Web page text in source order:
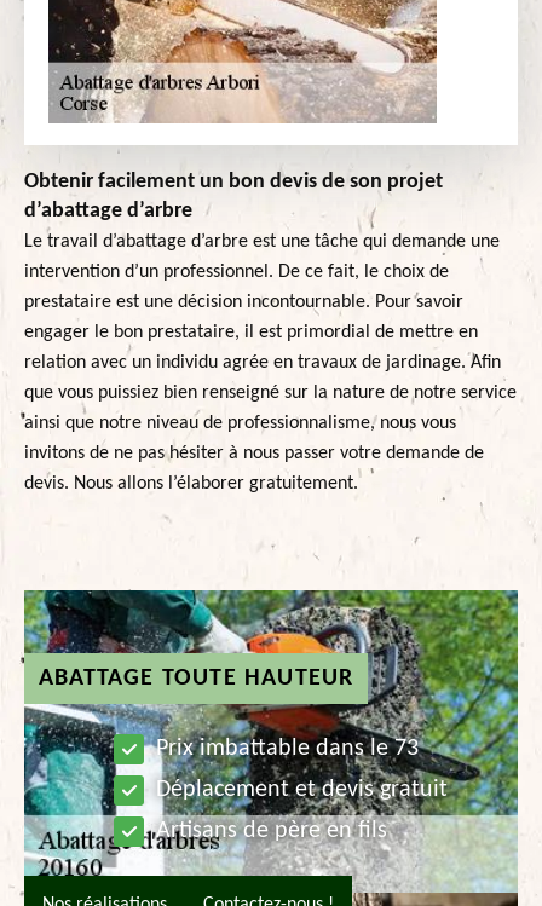
ABATTAGE TOUTE HAUTEUR
Prix imbattable dans le 73
Déplacement et devis gratuit
Artisans de père en fils
Obtenir facilement un bon devis de son projet
d’abattage d’arbre
Le travail d’abattage d’arbre est une tâche qui demande une
intervention d’un professionnel. De ce fait, le choix de
prestataire est une décision incontournable. Pour savoir
engager le bon prestataire, il est primordial de mettre en
relation avec un individu agrée en travaux de jardinage. Afin
que vous puissiez bien renseigné sur la nature de notre service
ainsi que notre niveau de professionnalisme, nous vous
invitons de ne pas hésiter à nous passer votre demande de
devis. Nous allons l’élaborer gratuitement.